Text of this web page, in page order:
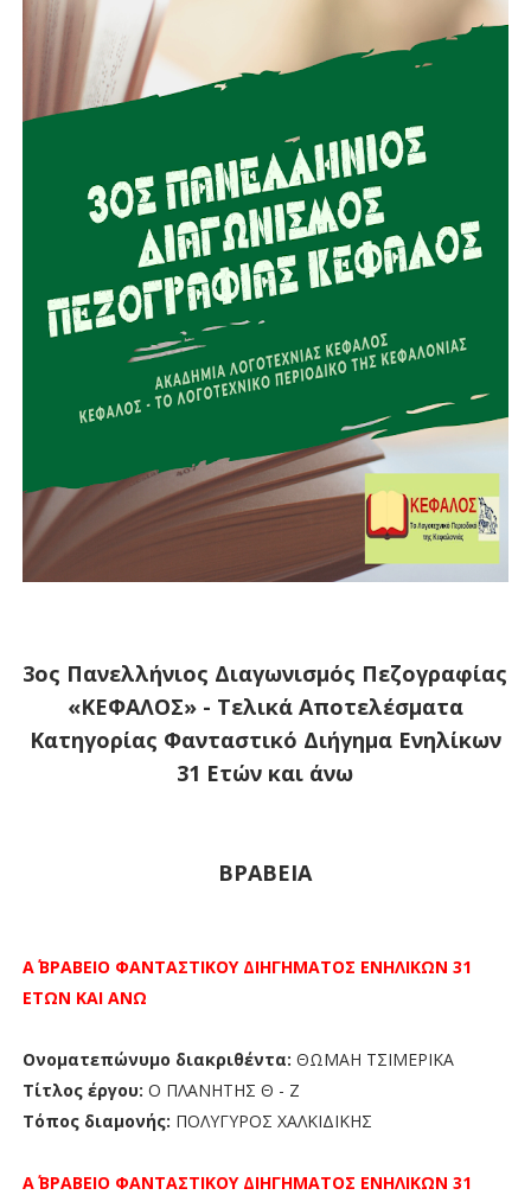
3ος Πανελλήνιος Διαγωνισμός Πεζογραφίας
«ΚΕΦΑΛΟΣ» - Τελικά Αποτελέσματα
Κατηγορίας Φανταστικό Διήγημα Ενηλίκων
31 Ετών και άνω
ΒΡΑΒΕΙΑ
Α΄ ΒΡΑΒΕΙΟ ΦΑΝΤΑΣΤΙΚΟΥ ΔΙΗΓΗΜΑΤΟΣ ΕΝΗΛΙΚΩΝ 31
ΕΤΩΝ ΚΑΙ ΑΝΩ
Ονοματεπώνυμο διακριθέντα: ΘΩΜΑΗ ΤΣΙΜΕΡΙΚΑ
Τίτλος έργου: Ο ΠΛΑΝΗΤΗΣ Θ - Ζ
Τόπος διαμονής: ΠΟΛΥΓΥΡΟΣ ΧΑΛΚΙΔΙΚΗΣ
Α΄ ΒΡΑΒΕΙΟ ΦΑΝΤΑΣΤΙΚΟΥ ΔΙΗΓΗΜΑΤΟΣ ΕΝΗΛΙΚΩΝ 31